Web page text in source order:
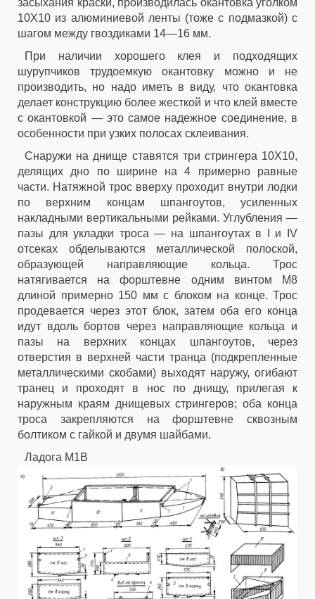
10X10 из алюминиевой ленты (тоже с подмазкой) с
шагом между гвоздиками 14—16 мм.
При наличии хорошего клея и подходящих
шурупчиков трудоемкую окантовку можно и не
производить, но надо иметь в виду, что окантовка
делает конструкцию более жесткой и что клей вместе
с окантовкой — это самое надежное соединение, в
особенности при узких полосах склеивания.
Снаружи на днище ставятся три стрингера 10X10,
делящих дно по ширине на 4 примерно равные
части. Натяжной трос вверху проходит внутри лодки
по верхним концам шпангоутов, усиленных
накладными вертикальными рейками. Углубления —
пазы для укладки троса — на шпангоутах в I и IV
отсеках обделываются металлической полоской,
образующей направляющие кольца. Трос
натягивается на форштевне одним винтом М8
длиной примерно 150 мм с блоком на конце. Трос
продевается через этот блок, затем оба его конца
идут вдоль бортов через направляющие кольца и
пазы на верхних концах шпангоутов, через
отверстия в верхней части транца (подкрепленные
металлическими скобами) выходят наружу, огибают
транец и проходят в нос по днищу, прилегая к
наружным краям днищевых стрингеров; оба конца
троса закрепляются на форштевне сквозным
болтиком с гайкой и двумя шайбами.
Ладога М1В